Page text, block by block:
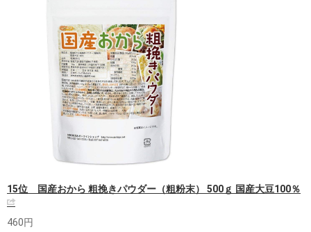
15位 国産おから 粗挽きパウダー（粗粉末） 500ｇ 国産大豆100％
460円